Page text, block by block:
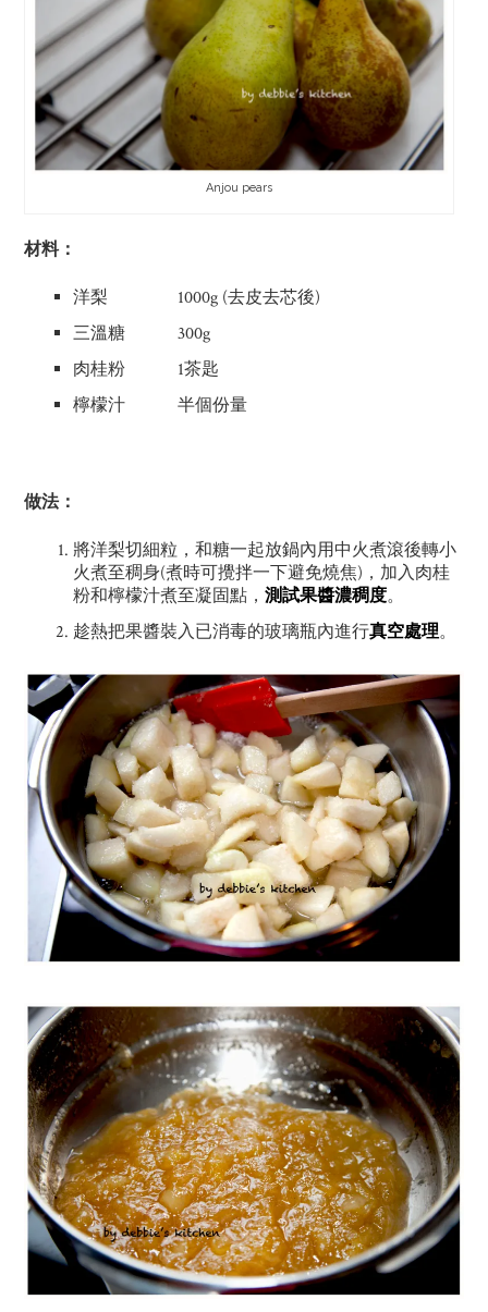
Anjou pears
材料：
洋梨 1000g (去皮去芯後)
三溫糖 300g
肉桂粉 1茶匙
檸檬汁 半個份量
做法：
將洋梨切細粒，和糖一起放鍋內用中火煮滾後轉小
火煮至稠身(煮時可攪拌一下避免燒焦)，加入肉桂
粉和檸檬汁煮至凝固點，測試果醬濃稠度。
趁熱把果醬裝入已消毒的玻璃瓶內進行真空處理。